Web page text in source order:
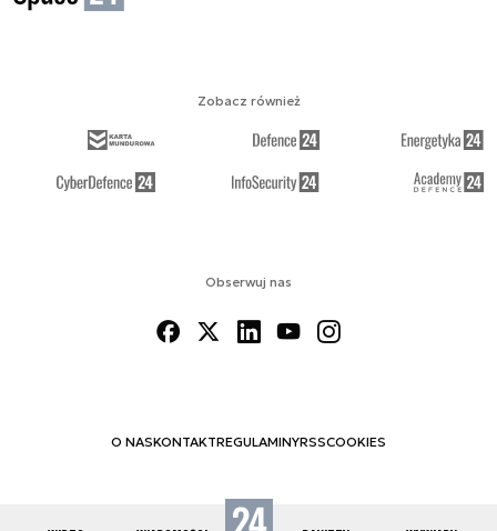
Obserwuj nas
O NASKONTAKTREGULAMINYRSSCOOKIES
Zobacz również